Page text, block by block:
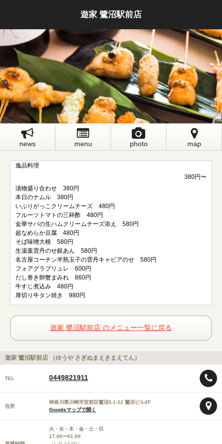
遊家 鷺沼駅前店
news menu photo map
逸品料理
380円〜
漬物盛り合わせ 380円
本日のナムル 380円
いぶりがっこクリームチーズ 480円
フルーツトマトの三杯酢 480円
金華サバの生ハムクリームチーズ添え 580円
超なめらか豆腐 480円
そば味噌大根 580円
生湯葉雲丹のせ銀あん 580円
名古屋コーチン半熟玉子の雲丹キャビアのせ 580円
フォアグラブリュレ 600円
だし巻き卵蟹まみれ 860円
牛すじ煮込み 480円
厚切り牛タン焼き 980円
遊家 鷺沼駅前店 のメニュー一覧に戻る
遊家 鷺沼駅前店 （ゆうや さぎぬまえきまえてん）
TEL 0449821911
住所
神奈川県川崎市宮前区鷺沼3-1-22 鷺沼ビル2F
Googleマップで開く
火・水・木・金・土・日
17:00〜01:00